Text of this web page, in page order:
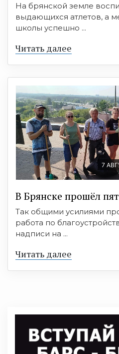
На брянской земле
выдающихся атлетов, а
школы успешно ...
Читать далее
7
В Брянске прошёл
Так общими усилиями
работа по
надписи на ...
Читать далее